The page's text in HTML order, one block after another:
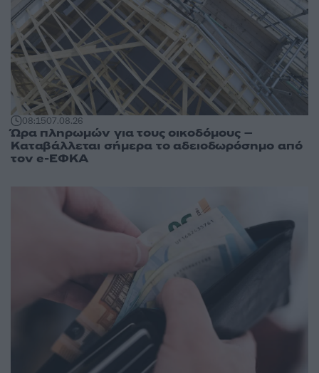
08:1507.08.26
Ώρα πληρωμών για τους οικοδόμους –
Καταβάλλεται σήμερα το αδειοδωρόσημο από
τον e-ΕΦΚΑ